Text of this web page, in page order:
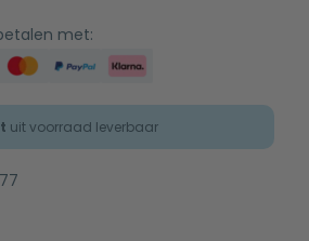
met:
uit voorraad leverbaar